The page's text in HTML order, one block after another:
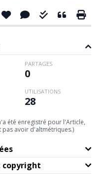
PARTAGES
0
UTILISATIONS
28
été enregistré pour l'Article,
pas avoir d'altmétriques.)
copyright